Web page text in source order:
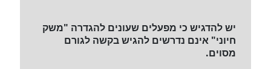
יש להדגיש כי מפעלים שעונים להגדרה "משק
חיוני" אינם נדרשים להגיש בקשה לגורם
מסוים.